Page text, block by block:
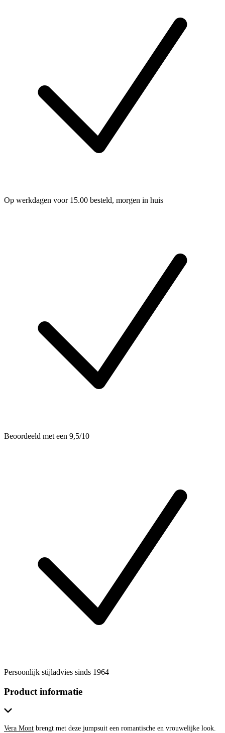
Op werkdagen voor 15.00 besteld, morgen in huis
Beoordeeld met een 9,5/10
Persoonlijk stijladvies sinds 1964
Product informatie
Vera Mont brengt met deze jumpsuit een romantische en vrouwelijke look.